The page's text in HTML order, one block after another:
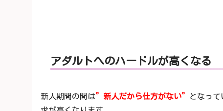
アダルトへのハードルが高くなる
新人期間の間は”新人だから仕方がない”
となっ